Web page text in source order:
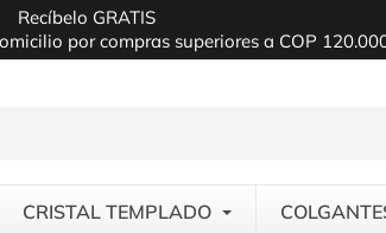
Recíbelo GRATIS
por compras superiores a COP
CRISTAL TEMPLADO